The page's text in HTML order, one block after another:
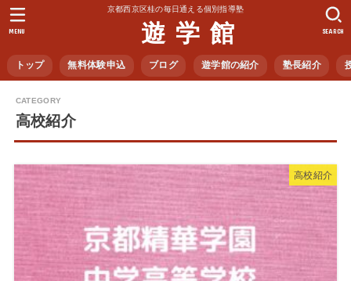
京都西京区桂の毎日通える個別指導塾
遊 学 館
トップ 無料体験申込 ブログ 遊学館の紹介 塾長紹介
SEARCH
MENU
高校紹介
高校紹介